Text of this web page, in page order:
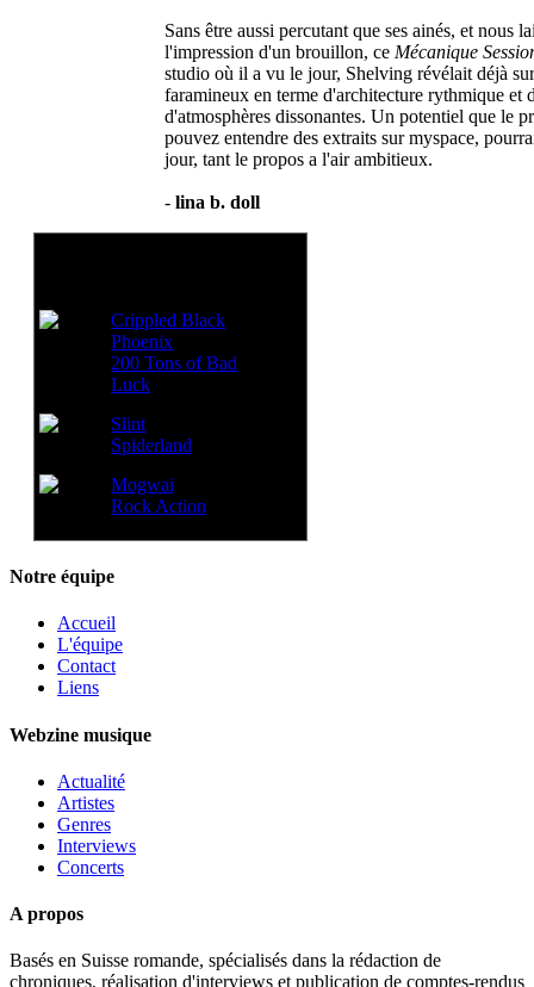
Sans être aussi percutant que ses ainés, et nous
l'impression d'un brouillon, ce Mécanique
studio où il a vu le jour, Shelving révélait déjà
faramineux en terme d'architecture rythmique et
d'atmosphères dissonantes. Un potentiel que le
pouvez entendre des extraits sur myspace,
jour, tant le propos a l'air ambitieux.
- lina b. doll
Crippled Black
Phoenix
200 Tons of Bad
Luck
Slint
Spiderland
Mogwai
Rock Action
Notre équipe
Accueil
L'équipe
Contact
Liens
Webzine musique
Actualité
Artistes
Genres
Interviews
Concerts
A propos
Basés en Suisse romande, spécialisés dans la rédaction de
chroniques, réalisation d'interviews et publication de comptes-rendus